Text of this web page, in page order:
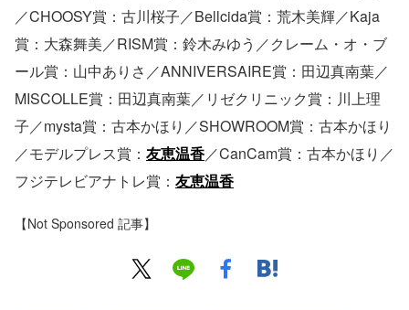
／CHOOSY賞：古川桜子／Bellcida賞：荒木美輝／Kaja
賞：大森舞美／RISM賞：鈴木みゆう／クレーム・オ・ブ
ール賞：山中ありさ／ANNIVERSAIRE賞：田辺真南葉／
MISCOLLE賞：田辺真南葉／リゼクリニック賞：川上理
子／mysta賞：古本かほり／SHOWROOM賞：古本かほり
／モデルプレス賞： 友恵温香／CanCam賞：古本かほり／
フジテレビアナトレ賞： 友恵温香
【Not Sponsored 記事】